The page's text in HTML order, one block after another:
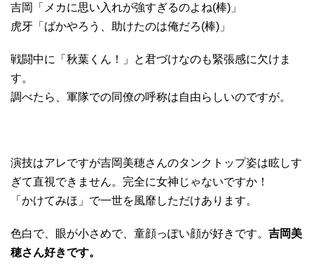
吉岡「メカに思い入れが強すぎるのよね(棒)」
虎牙「ばかやろう、助けたのは俺だろ(棒)」
戦闘中に「秋葉くん！」と君づけなのも緊張感に欠けま
す。
調べたら、軍隊での同僚の呼称は自由らしいのですが。
演技はアレですが吉岡美穂さんのタンクトップ姿は眩しす
ぎて直視できません。完全に女神じゃないですか！
「かけてみほ」で一世を風靡しただけあります。
色白で、眼が小さめで、童顔っぽい顔が好きです。 吉岡美
穂さん好きです。